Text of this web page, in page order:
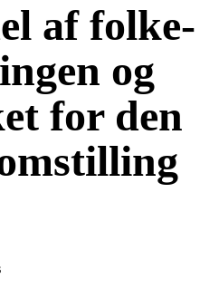
af folke-
og
for den